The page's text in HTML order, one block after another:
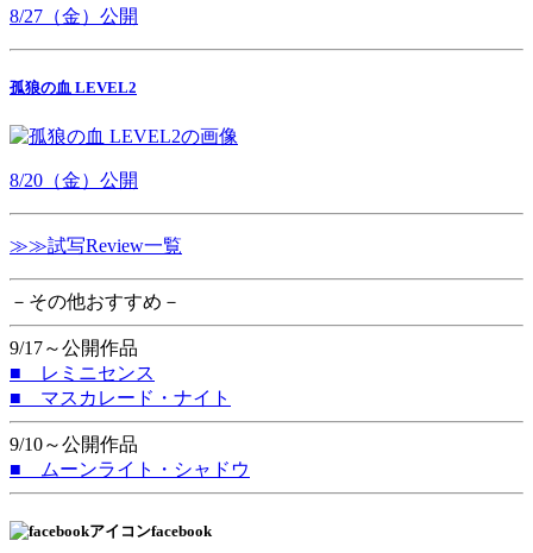
8/27（金）公開
孤狼の血 LEVEL2
8/20（金）公開
≫≫試写Review一覧
－その他おすすめ－
9/17～公開作品
■ レミニセンス
■ マスカレード・ナイト
9/10～公開作品
■ ムーンライト・シャドウ
facebook